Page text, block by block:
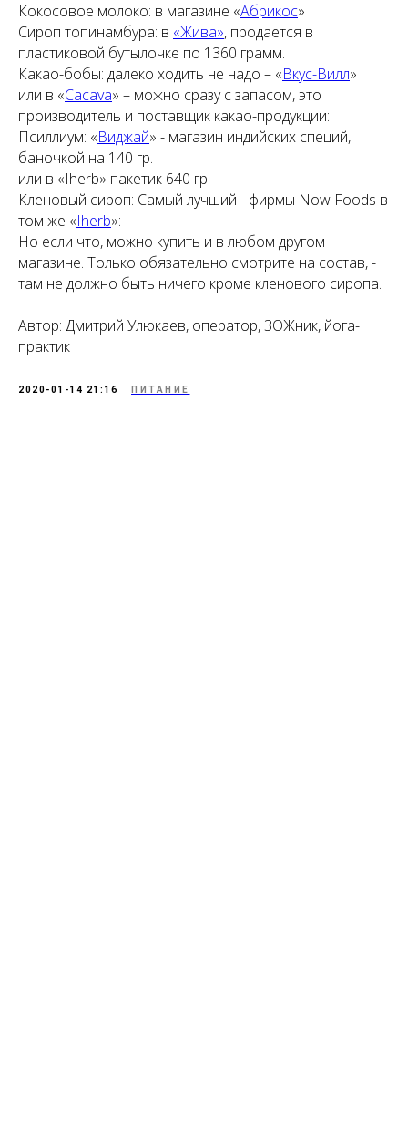
Кокосовое молоко: в магазине «Абрикос»
Сироп топинамбура: в «Жива», продается в
пластиковой бутылочке по 1360 грамм.
Какао-бобы: далеко ходить не надо – «Вкус-Вилл»
или в «Cacava» – можно сразу с запасом, это
производитель и поставщик какао-продукции:
Псиллиум: «Виджай» - магазин индийских специй,
баночкой на 140 гр.
или в «Iherb» пакетик 640 гр.
Кленовый сироп: Самый лучший - фирмы Now Foods в
том же «Iherb»:
Но если что, можно купить и в любом другом
магазине. Только обязательно смотрите на состав, -
там не должно быть ничего кроме кленового сиропа.
Автор: Дмитрий Улюкаев, оператор, ЗОЖник, йога-
практик
2020-01-14 21:16 ПИТАНИЕ